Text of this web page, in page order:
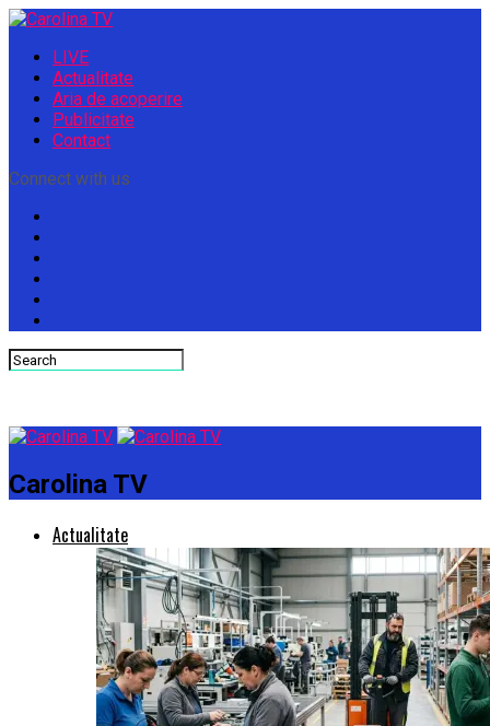
LIVE
Actualitate
Aria de acoperire
Publicitate
Contact
Connect with us
Carolina TV
Actualitate